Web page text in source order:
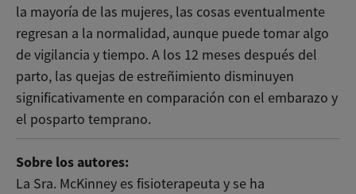
la mayoría de las mujeres, las cosas eventualmente
regresan a la normalidad, aunque puede tomar algo
de vigilancia y tiempo. A los 12 meses después del
parto, las quejas de estreñimiento disminuyen
significativamente en comparación con el embarazo y
el posparto temprano.
Sobre los autores:
La Sra. McKinney es fisioterapeuta y se ha